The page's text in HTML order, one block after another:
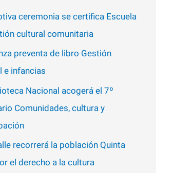
ceremonia se certifica Escuela
cultural comunitaria
preventa de libro Gestión
e infancias
Nacional acogerá el 7º
Comunidades, cultura y
recorrerá la población Quinta
el derecho a la cultura